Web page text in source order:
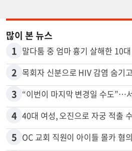
많이 본 뉴스
1
2 목회자 신분으로 HIV 감염 숨기
3 “이번이 마지막 변경일 수도”…
4 40대 여성, 오진으로 자궁 적출
5 OC 교회 직원이 아이들 몰카 혐